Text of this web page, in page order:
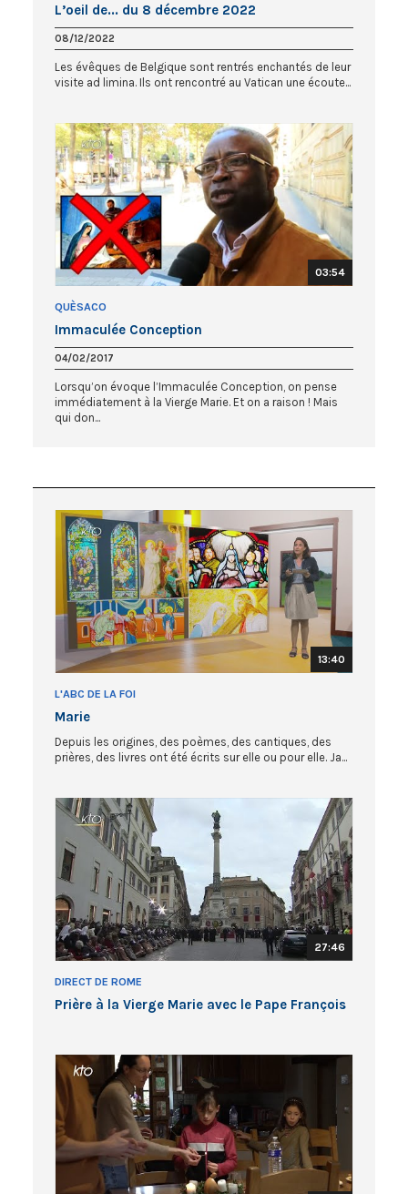
L’oeil de... du 8 décembre 2022
08/12/2022
Les évêques de Belgique sont rentrés enchantés de leur
visite ad limina. Ils ont rencontré au Vatican une écoute...
03:54
QUÈSACO
Immaculée Conception
04/02/2017
Lorsqu’on évoque l’Immaculée Conception, on pense
immédiatement à la Vierge Marie. Et on a raison ! Mais
qui don...
13:40
L'ABC DE LA FOI
Marie
Depuis les origines, des poèmes, des cantiques, des
prières, des livres ont été écrits sur elle ou pour elle. Ja...
27:46
DIRECT DE ROME
Prière à la Vierge Marie avec le Pape François